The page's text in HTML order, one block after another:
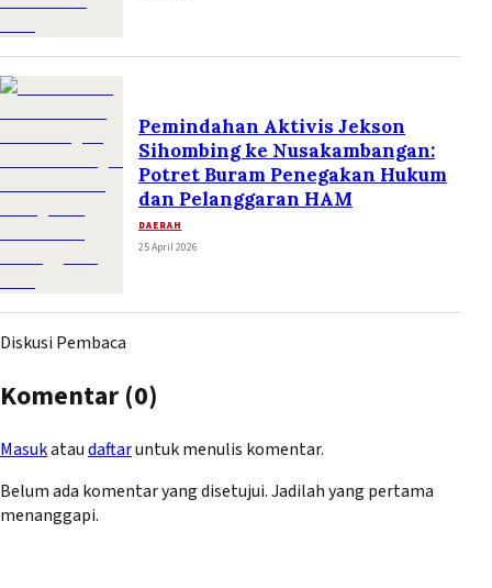
Pemindahan Aktivis Jekson
Sihombing ke Nusakambangan:
Potret Buram Penegakan Hukum
dan Pelanggaran HAM
DAERAH
25 April 2026
Diskusi Pembaca
Komentar (0)
Masukataudaftaruntuk menulis komentar.
Belum ada komentar yang disetujui. Jadilah yang pertama
menanggapi.